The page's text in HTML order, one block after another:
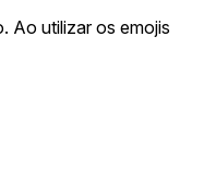
Ao utilizar os emojis